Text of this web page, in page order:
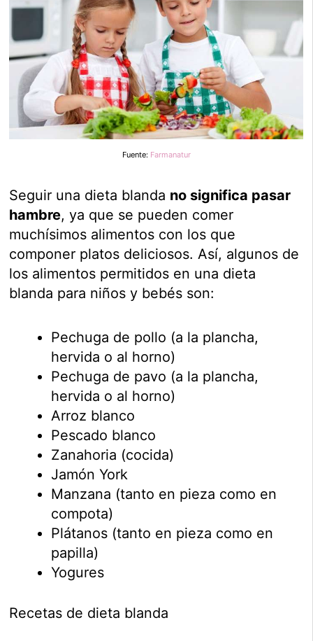
Fuente: Farmanatur
Seguir una dieta blanda no significa pasar
hambre, ya que se pueden comer
muchísimos alimentos con los que
componer platos deliciosos. Así, algunos de
los alimentos permitidos en una dieta
blanda para niños y bebés son:
Pechuga de pollo (a la plancha,
hervida o al horno)
Pechuga de pavo (a la plancha,
hervida o al horno)
Arroz blanco
Pescado blanco
Zanahoria (cocida)
Jamón York
Manzana (tanto en pieza como en
compota)
Plátanos (tanto en pieza como en
papilla)
Yogures
Recetas de dieta blanda